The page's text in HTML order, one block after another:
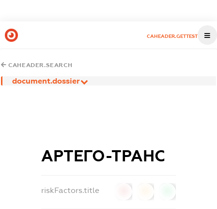
CAHEADER.GETTEST
CAHEADER.SEARCH
document.dossier
АРТЕГО-ТРАНС
riskFactors.title